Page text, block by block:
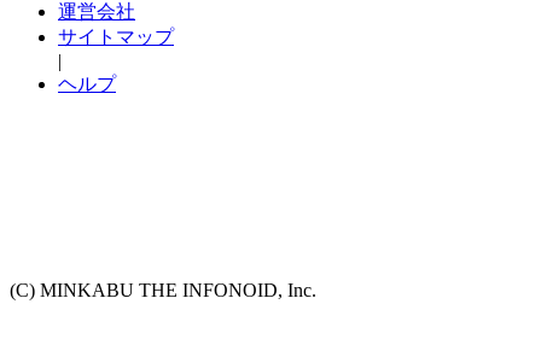
運営会社
サイトマップ
|
ヘルプ
(C) MINKABU THE INFONOID, Inc.